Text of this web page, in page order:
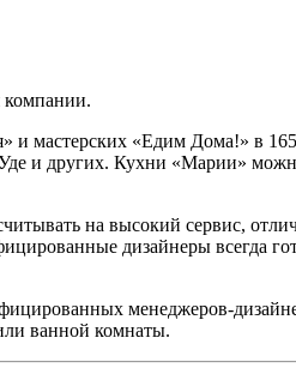
компании.
и мастерских «Едим Дома!» в
и других. Кухни «Марии»
на высокий сервис,
дизайнеры всегда
менеджеров-
ванной комнаты.